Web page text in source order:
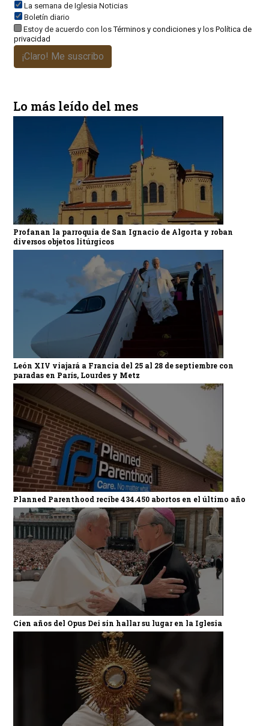
La semana de Iglesia Noticias
Boletín diario
Estoy de acuerdo con losTérminos y condicionesy los Política de
privacidad
¡Claro! Me suscribo
Lo más leído del mes
Profanan la parroquia de San Ignacio de Algorta y roban
diversos objetos litúrgicos
León XIV viajará a Francia del 25 al 28 de septiembre con
paradas en París, Lourdes y Metz
Planned Parenthood recibe 434.450 abortos en el último año
Cien años del Opus Dei sin hallar su lugar en la Iglesia